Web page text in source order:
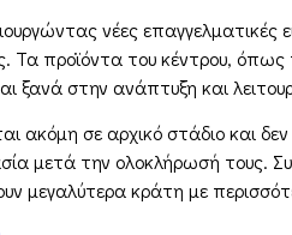
νέες επαγγελματικές
Τα προϊόντα του κέντρου, όπως
στην ανάπτυξη και
σε αρχικό στάδιο και δεν
μετά την ολοκλήρωσή τους.
μεγαλύτερα κράτη με